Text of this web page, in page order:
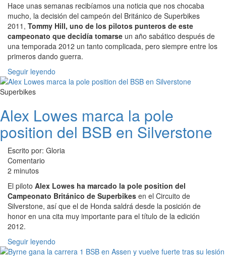
Hace unas semanas recibíamos una noticia que nos chocaba
mucho, la decisión del campeón del Británico de Superbikes
2011, Tommy Hill, uno de los pilotos punteros de este
campeonato que decidía tomarse un año sabático después de
una temporada 2012 un tanto complicada, pero siempre entre los
primeros dando guerra.
Seguir leyendo
Superbikes
Alex Lowes marca la pole
position del BSB en Silverstone
Escrito por: Gloria
Comentario
2 minutos
El piloto Alex Lowes ha marcado la pole position del
Campeonato Británico de Superbikes en el Circuito de
Silverstone, así que el de Honda saldrá desde la posición de
honor en una cita muy importante para el título de la edición
2012.
Seguir leyendo